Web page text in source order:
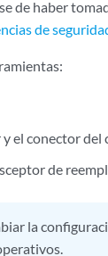
de haber
de
el conector del
de
la